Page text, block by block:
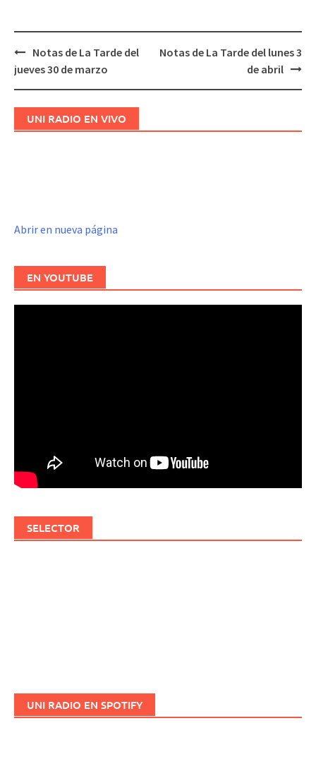
Navegación
Notas de La Tarde del
jueves 30 de marzo
Notas de La Tarde del lunes 3
de abril
UNI RADIO EN VIVO
Abrir en nueva página
EN YOUTUBE
SELECTOR
UNI RADIO EN SPOTIFY